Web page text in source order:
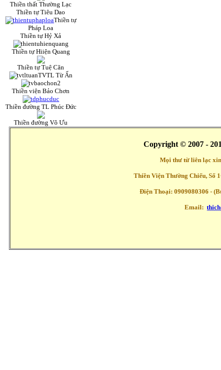
Thiền thất Thường Lạc
Thiền tự Tiêu Dao
Thiền tự
Pháp Loa
Thiền tự Hỷ Xả
Thiền tự Hiiện Quang
Thiền tự Tuệ Căn
TVTL Từ Ấn
Thiền viện Bảo Chơn
Thiền đường TL Phúc Đức
Thiền đường Vô Ưu
Copyright © 2007 -
Mọi thư từ liên lạc
Thiền Viện Thường Chiếu, Số
Điện Thoại: 0909080306 -
Email: